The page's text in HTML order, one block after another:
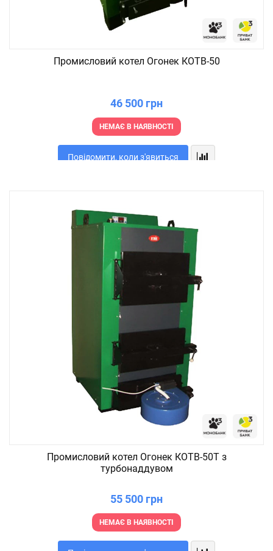
Промисловий котел Огонек КОТВ-50
46 500 грн
НЕМАЄ В НАЯВНОСТІ
Повідомити, коли з'явиться
Промисловий котел Огонек КОТВ-50Т з
турбонаддувом
55 500 грн
НЕМАЄ В НАЯВНОСТІ